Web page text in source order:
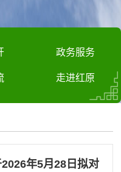
政务服务
走进红原
年5月28日拟对